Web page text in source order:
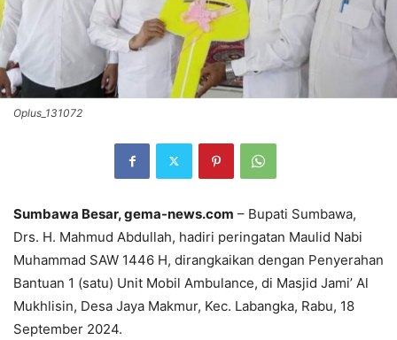
Oplus_131072
Sumbawa Besar, gema-news.com – Bupati Sumbawa,
Drs. H. Mahmud Abdullah, hadiri peringatan Maulid Nabi
Muhammad SAW 1446 H, dirangkaikan dengan Penyerahan
Bantuan 1 (satu) Unit Mobil Ambulance, di Masjid Jami’ Al
Mukhlisin, Desa Jaya Makmur, Kec. Labangka, Rabu, 18
September 2024.